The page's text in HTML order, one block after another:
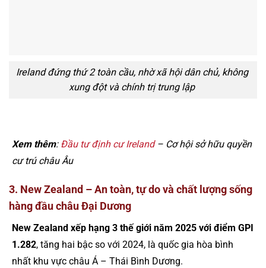
Ireland đứng thứ 2 toàn cầu, nhờ xã hội dân chủ, không
xung đột và chính trị trung lập
Xem thêm: Đầu tư định cư Ireland– Cơ hội sở hữu quyền
cư trú châu Âu
3. New Zealand – An toàn, tự do và chất lượng sống
hàng đầu châu Đại Dương
New Zealand xếp hạng 3 thế giới năm 2025 với điểm GPI
1.282, tăng hai bậc so với 2024, là quốc gia hòa bình
nhất khu vực châu Á – Thái Bình Dương.